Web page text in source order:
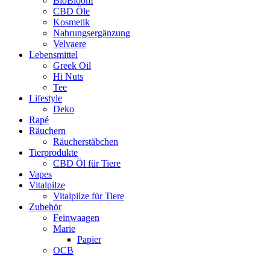
CBD Öle
Kosmetik
Nahrungsergänzung
Velvaere
Lebensmittel
Greek Oil
Hi Nuts
Tee
Lifestyle
Deko
Rapé
Räuchern
Räucherstäbchen
Tierprodukte
CBD Öl für Tiere
Vapes
Vitalpilze
Vitalpilze für Tiere
Zubehör
Feinwaagen
Marie
Papier
OCB